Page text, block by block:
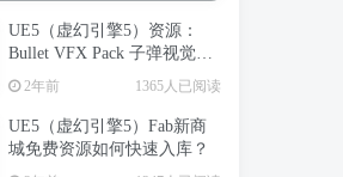
UE5（虚幻引擎5）资源：
Bullet VFX Pack 子弹视觉特
效包
2年前 1365人已阅读
UE5（虚幻引擎5）Fab新商
城免费资源如何快速入库？